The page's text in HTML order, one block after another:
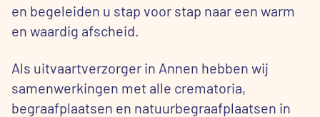
en begeleiden u stap voor stap naar een warm
en waardig afscheid.
Als uitvaartverzorger in Annen hebben wij
samenwerkingen met alle crematoria,
begraafplaatsen en natuurbegraafplaatsen in